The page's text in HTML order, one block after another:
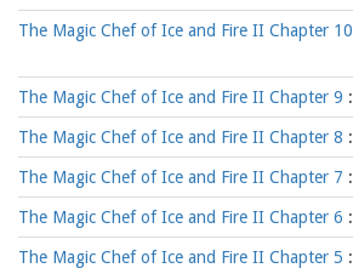
The Magic Chef of Ice and Fire II Chapter 10
The Magic Chef of Ice and Fire II Chapter 9 :
The Magic Chef of Ice and Fire II Chapter 8 :
The Magic Chef of Ice and Fire II Chapter 7 :
The Magic Chef of Ice and Fire II Chapter 6 :
The Magic Chef of Ice and Fire II Chapter 5 :